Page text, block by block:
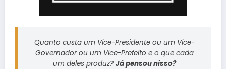
Quanto custa um Vice-Presidente ou um Vice-
Governador ou um Vice-Prefeito e o que cada
um deles produz? Já pensou nisso?